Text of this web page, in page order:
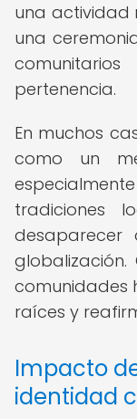
una actividad
una
pertenencia.
En muchos
como un
tradiciones
comunidades
raíces y
Impacto
identidad